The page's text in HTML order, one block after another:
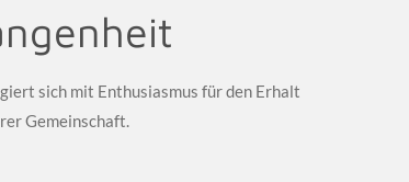
sich mit Enthusiasmus für den Erhalt
Gemeinschaft.